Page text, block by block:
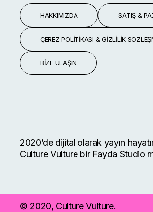
HAKKIMIZDA SATIŞ &
ÇEREZ POLITIKASI & GIZLILIK
BIZE ULAŞIN
2020’de dijital olarak yayın
Culture Vulture bir Fayda Studio
© 2020, Culture Vulture.